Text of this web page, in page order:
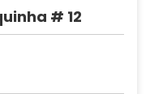
# 12